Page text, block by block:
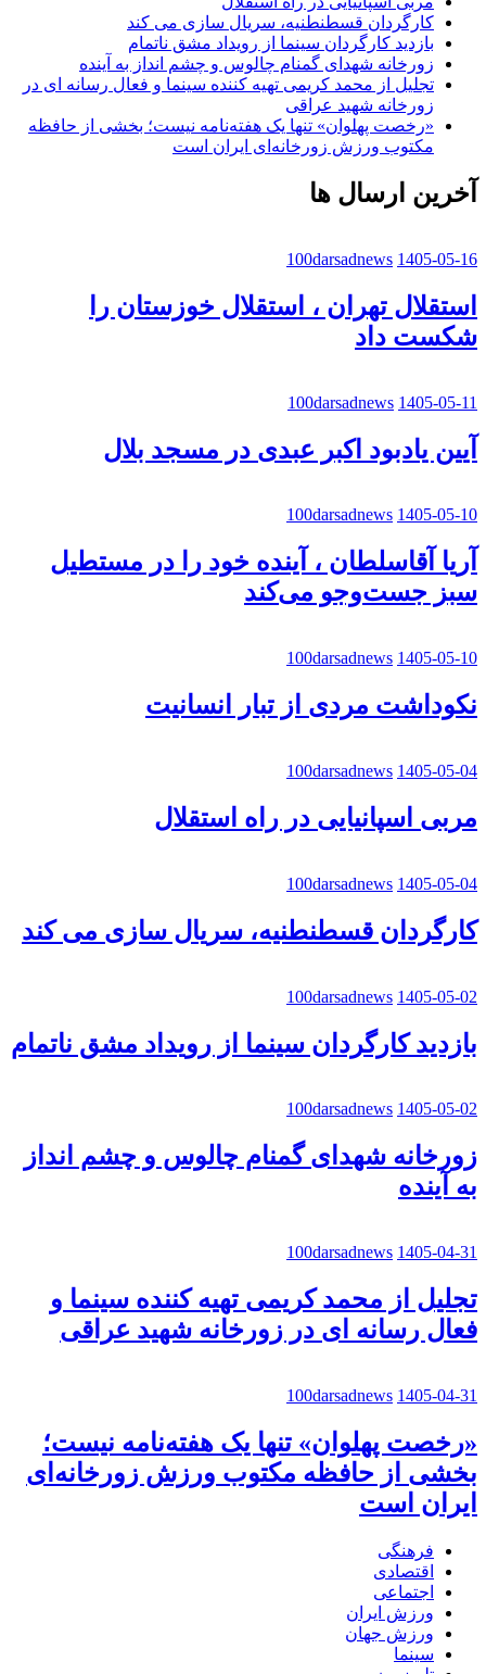
کارگردان قسطنطنیه، سریال سازی می کند
بازدید کارگردان سینما از رویداد مشق ناتمام
زورخانه شهدای گمنام چالوس و چشم انداز به آینده
تجلیل از محمد کریمی تهیه کننده سینما و فعال رسانه ای در
زورخانه شهید عراقی
«رخصت پهلوان» تنها یک هفته‌نامه نیست؛ بخشی از حافظه
مکتوب ورزش زورخانه‌ای ایران است
آخرین ارسال ها
100darsadnews 1405-05-16
استقلال تهران ، استقلال خوزستان را
شکست داد
100darsadnews 1405-05-11
آیین یادبود اکبر عبدی در مسجد بلال
100darsadnews 1405-05-10
آریا آقاسلطان ، آینده خود را در مستطیل
سبز جست‌وجو می‌کند
100darsadnews 1405-05-10
نکوداشت مردی از تبار انسانیت
100darsadnews 1405-05-04
مربی اسپانیایی در راه استقلال
100darsadnews 1405-05-04
کارگردان قسطنطنیه، سریال سازی می کند
100darsadnews 1405-05-02
بازدید کارگردان سینما از رویداد مشق ناتمام
100darsadnews 1405-05-02
زورخانه شهدای گمنام چالوس و چشم انداز
به آینده
100darsadnews 1405-04-31
تجلیل از محمد کریمی تهیه کننده سینما و
فعال رسانه ای در زورخانه شهید عراقی
100darsadnews 1405-04-31
«رخصت پهلوان» تنها یک هفته‌نامه نیست؛
بخشی از حافظه مکتوب ورزش زورخانه‌ای
ایران است
فرهنگی
اقتصادی
اجتماعی
ورزش ایران
ورزش جهان
سینما